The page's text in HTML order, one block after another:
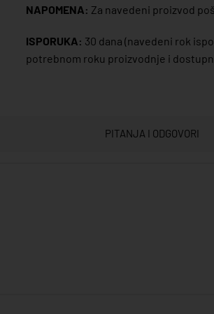
NAPOMENA: Za navedeni proizvod
ISPORUKA: 30 dana (navedeni rok
potrebnom roku proizvodnje i
PITANJA I ODGOVORI